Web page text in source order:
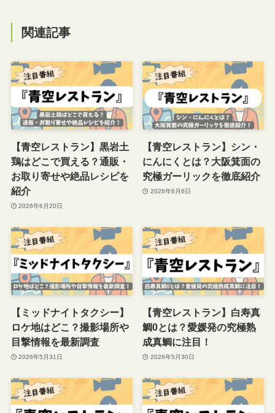
関連記事
【青空レストラン】黒岩土
鶏はどこで買える？通販・
お取り寄せや絶品レシピを
紹介
2026年6月20日
【青空レストラン】シン・
にんにくとは？大阪箕面の
究極ガーリックを徹底紹介
2026年6月6日
【ミッドナイトタクシー】
ロケ地はどこ？撮影場所や
目撃情報を最新調査
2026年5月31日
【青空レストラン】白寿真
鯛0とは？愛媛発の究極熟
成真鯛に注目！
2026年5月30日